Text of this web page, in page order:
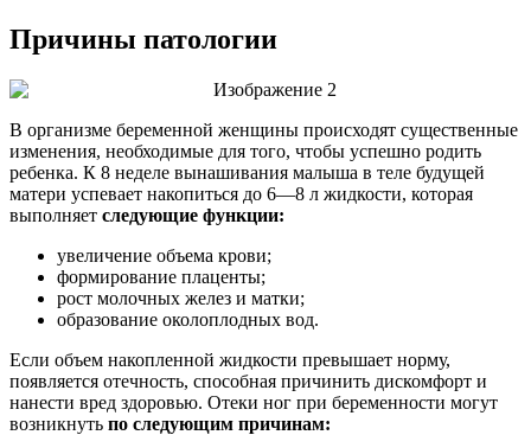
Причины патологии
В организме беременной женщины происходят существенные
изменения, необходимые для того, чтобы успешно родить
ребенка. К 8 неделе вынашивания малыша в теле будущей
матери успевает накопиться до 6—8 л жидкости, которая
выполняет следующие функции:
увеличение объема крови;
формирование плаценты;
рост молочных желез и матки;
образование околоплодных вод.
Если объем накопленной жидкости превышает норму,
появляется отечность, способная причинить дискомфорт и
нанести вред здоровью. Отеки ног при беременности могут
возникнуть по следующим причинам: